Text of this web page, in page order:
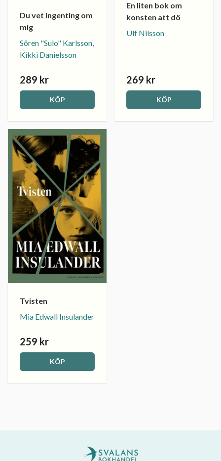
Du vet ingenting om
mig
Sören "Sulo" Karlsson,
Kikki Danielsson
289 kr
KÖP
En liten bok om
konsten att dö
Ulf Nilsson
269 kr
KÖP
Tvisten
Mia Edwall Insulander
259 kr
KÖP